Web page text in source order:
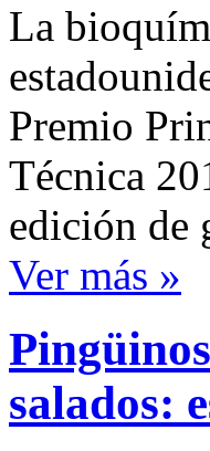
La
Premio
Técnica
edición de
Ver más »
salados: